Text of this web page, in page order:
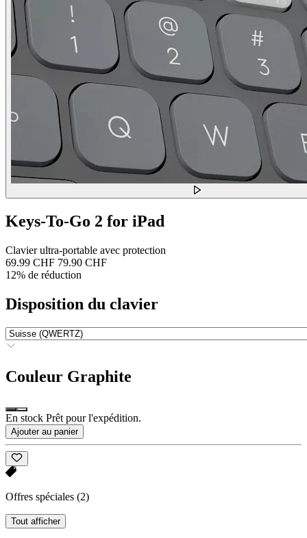
Keys-To-Go 2 for iPad
Clavier ultra-portable avec protection
69.99 CHF 79.90 CHF
12% de réduction
Disposition du clavier
Couleur Graphite
En stock Prêt pour l'expédition.
Ajouter au panier
Offres spéciales (2)
Tout afficher